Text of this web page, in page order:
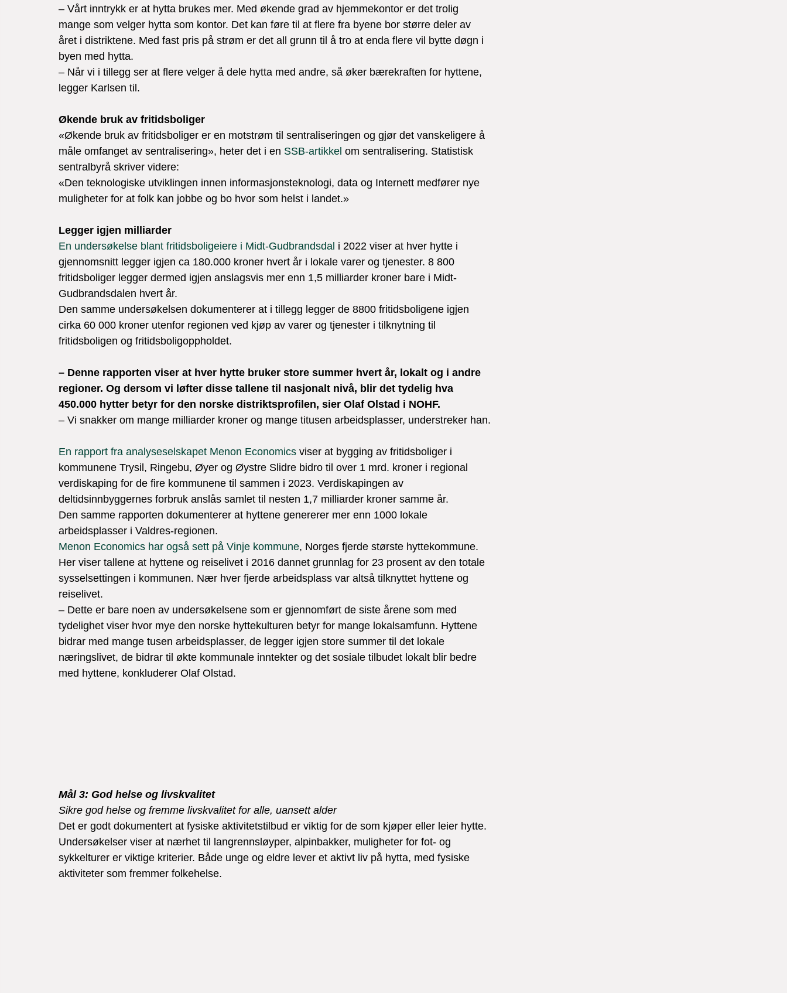
– Vårt inntrykk er at hytta brukes mer. Med økende grad av hjemmekontor er det trolig
mange som velger hytta som kontor. Det kan føre til at flere fra byene bor større deler av
året i distriktene. Med fast pris på strøm er det all grunn til å tro at enda flere vil bytte døgn i
byen med hytta.
– Når vi i tillegg ser at flere velger å dele hytta med andre, så øker bærekraften for hyttene,
legger Karlsen til.
Økende bruk av fritidsboliger
«Økende bruk av fritidsboliger er en motstrøm til sentraliseringen og gjør det vanskeligere å
måle omfanget av sentralisering», heter det i en SSB-artikkel om sentralisering. Statistisk
sentralbyrå skriver videre:
«Den teknologiske utviklingen innen informasjonsteknologi, data og Internett medfører nye
muligheter for at folk kan jobbe og bo hvor som helst i landet.»
Legger igjen milliarder
En undersøkelse blant fritidsboligeiere i Midt-Gudbrandsdal i 2022 viser at hver hytte i
gjennomsnitt legger igjen ca 180.000 kroner hvert år i lokale varer og tjenester. 8 800
fritidsboliger legger dermed igjen anslagsvis mer enn 1,5 milliarder kroner bare i Midt-
Gudbrandsdalen hvert år.
Den samme undersøkelsen dokumenterer at i tillegg legger de 8800 fritidsboligene igjen
cirka 60 000 kroner utenfor regionen ved kjøp av varer og tjenester i tilknytning til
fritidsboligen og fritidsboligoppholdet.
– Denne rapporten viser at hver hytte bruker store summer hvert år, lokalt og i andre
regioner. Og dersom vi løfter disse tallene til nasjonalt nivå, blir det tydelig hva
450.000 hytter betyr for den norske distriktsprofilen, sier Olaf Olstad i NOHF.
– Vi snakker om mange milliarder kroner og mange titusen arbeidsplasser, understreker han.
En rapport fra analyseselskapet Menon Economics viser at bygging av fritidsboliger i
kommunene Trysil, Ringebu, Øyer og Øystre Slidre bidro til over 1 mrd. kroner i regional
verdiskaping for de fire kommunene til sammen i 2023. Verdiskapingen av
deltidsinnbyggernes forbruk anslås samlet til nesten 1,7 milliarder kroner samme år.
Den samme rapporten dokumenterer at hyttene genererer mer enn 1000 lokale
Menon Economics har også sett på Vinje kommune, Norges fjerde største hyttekommune.
Her viser tallene at hyttene og reiselivet i 2016 dannet grunnlag for 23 prosent av den totale
sysselsettingen i kommunen. Nær hver fjerde arbeidsplass var altså tilknyttet hyttene og
reiselivet.
– Dette er bare noen av undersøkelsene som er gjennomført de siste årene som med
tydelighet viser hvor mye den norske hyttekulturen betyr for mange lokalsamfunn. Hyttene
bidrar med mange tusen arbeidsplasser, de legger igjen store summer til det lokale
næringslivet, de bidrar til økte kommunale inntekter og det sosiale tilbudet lokalt blir bedre
med hyttene, konkluderer Olaf Olstad.
Mål 3: God helse og livskvalitet
Sikre god helse og fremme livskvalitet for alle, uansett alder
Det er godt dokumentert at fysiske aktivitetstilbud er viktig for de som kjøper eller leier hytte.
Undersøkelser viser at nærhet til langrennsløyper, alpinbakker, muligheter for fot- og
sykkelturer er viktige kriterier. Både unge og eldre lever et aktivt liv på hytta, med fysiske
aktiviteter som fremmer folkehelse.